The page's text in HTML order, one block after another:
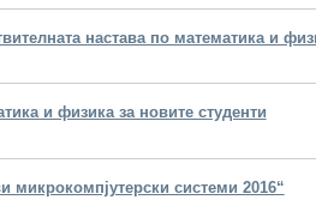
настава по математика и
и физика за новите студенти
микрокомпјутерски системи 2016“